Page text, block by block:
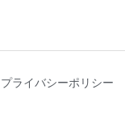
プライバシーポリシー